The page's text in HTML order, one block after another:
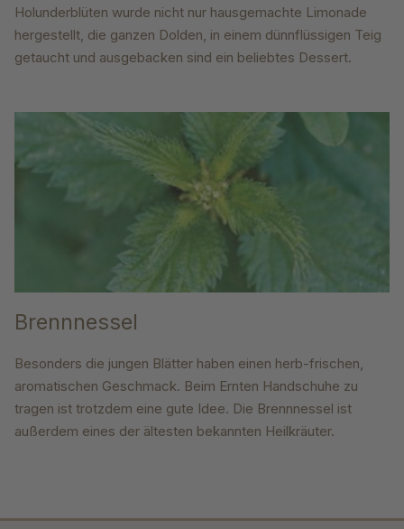
Holunderblüten wurde nicht nur hausgemachte Limonade
hergestellt, die ganzen Dolden, in einem dünnflüssigen Teig
getaucht und ausgebacken sind ein beliebtes Dessert.
Brennnessel
Besonders die jungen Blätter haben einen herb-frischen,
aromatischen Geschmack. Beim Ernten Handschuhe zu
tragen ist trotzdem eine gute Idee. Die Brennnessel ist
außerdem eines der ältesten bekannten Heilkräuter.